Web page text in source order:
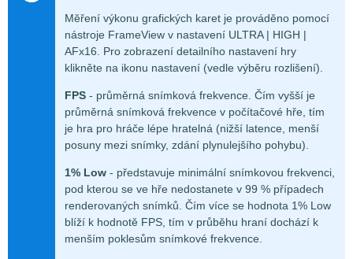
Měření výkonu grafických karet je prováděno pomocí
nástroje FrameView v nastavení ULTRA | HIGH |
AFx16. Pro zobrazení detailního nastavení hry
klikněte na ikonu nastavení (vedle výběru rozlišení).
FPS - průměrná snímková frekvence. Čím vyšší je
průměrná snímková frekvence v počítačové hře, tím
je hra pro hráče lépe hratelná (nižší latence, menší
posuny mezi snímky, zdání plynulejšího pohybu).
1% Low - představuje minimální snímkovou frekvenci,
pod kterou se ve hře nedostanete v 99 % případech
renderovaných snímků. Čím více se hodnota 1% Low
blíží k hodnotě FPS, tím v průběhu hraní dochází k
menším poklesům snímkové frekvence.